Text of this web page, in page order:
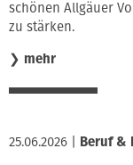
schönen Allgäuer
zu stärken.
❯ mehr
25.06.2026 Beruf &